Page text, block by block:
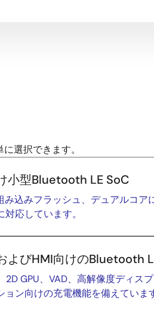
選択できます。
小型Bluetooth LE SoC
込みフラッシュ、デュアルコア
応しています。
よびHMI向けのBluetooth
GPU、VAD、高解像度ディス
ン向けの充電機能を備えています